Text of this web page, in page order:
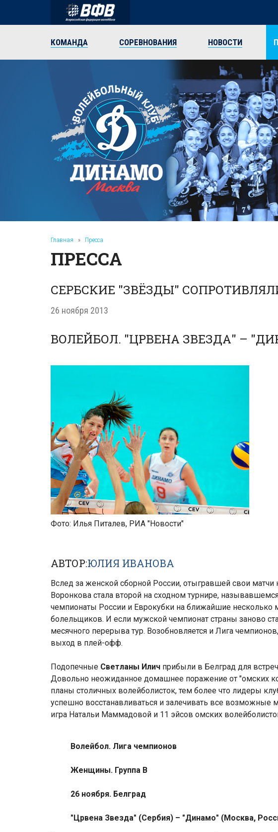
КОМАНДА СОРЕВНОВАНИЯ НОВОСТИ
Главная » Пресса
ПРЕССА
СЕРБСКИЕ "ЗВЁЗДЫ"
26 ноября 2013
ВОЛЕЙБОЛ. "ЦРВЕНА ЗВЕЗДА" –
Фото: Илья Питалев, РИА "Новости"
АВТОР:ЮЛИЯ ИВАНОВА
Вслед за женской сборной России, отыгравшей свои
Воронкова стала второй на сходном турнире,
чемпионаты России и Еврокубки на ближайшие несколько
болельщиков. И если мужской чемпионат страны заново
месячного перерыва тур. Возобновляется и Лига
выход в плей-офф.
Подопечные Светланы Илич прибыли в Белград для
Довольно неожиданное домашнее поражение от "омских
планы столичных волейболисток, тем более что лидеры
успешно восстанавливаться и залечивать все
игра Натальи Маммадовой и 11 эйсов омских
Волейбол. Лига чемпионов
Женщины. Группа В
26 ноября. Белград
"Црвена Звезда" (Сербия) – "Динамо" (Москва,